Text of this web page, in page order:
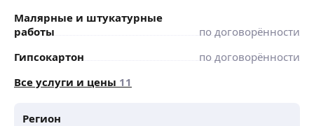
Малярные и штукатурные
работы
по договорённости
Гипсокартон
по договорённости
Все услуги и цены 11
Регион